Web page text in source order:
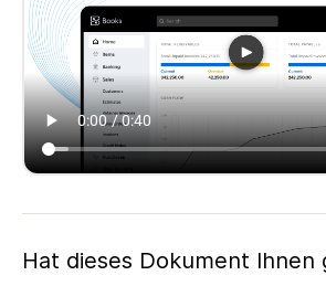
Hat dieses Dokument Ihnen